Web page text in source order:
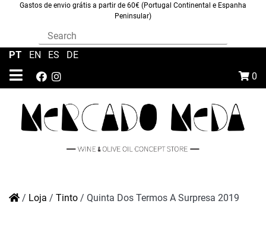
Gastos de envio grátis a partir de 60€ (Portugal Continental e Espanha
Peninsular)
0
PT EN ES DE
/ Loja / Tinto / Quinta Dos Termos A Surpresa 2019